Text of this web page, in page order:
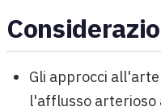
Gli approcci
l'afflusso arterioso